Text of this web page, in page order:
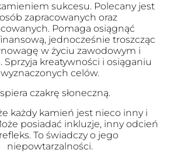
sukcesu. Polecany jest
zapracowanych oraz
Pomaga osiągnąć
jednocześnie troszcząc
w życiu zawodowym i
Sprzyja kreatywności i osiąganiu
wyznaczonych celów.
czakrę słoneczną.
każdy kamień jest nieco inny i
posiadać inkluzje, inny odcień
To świadczy o jego
niepowtarzalności.